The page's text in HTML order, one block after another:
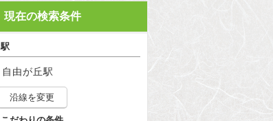
現在の検索条件
駅
自由が丘駅
沿線を変更